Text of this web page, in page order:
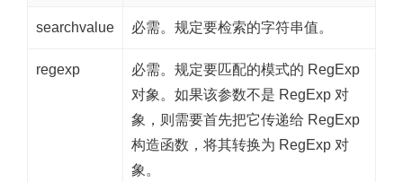
searchvalue 必需。规定要检索的字符串值。
regexp
必需。规定要匹配的模式的 RegExp
对象。如果该参数不是 RegExp 对
象，则需要首先把它传递给 RegExp
构造函数，将其转换为 RegExp 对
象。